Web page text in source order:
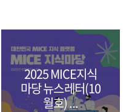
2025 MICE지식
마당 뉴스레터(10
월호) ...